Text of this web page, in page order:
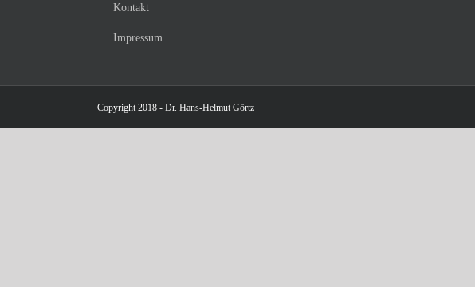
Kontakt
Impressum
Copyright 2018 - Dr. Hans-Helmut Görtz